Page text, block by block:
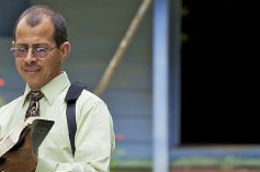
window)